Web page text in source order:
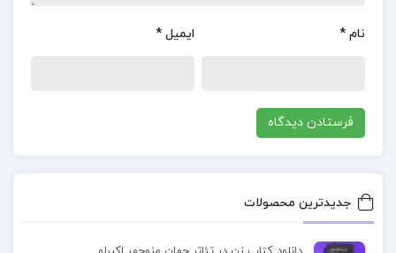
فاجعه هولوکاست را از منظری بیرونی مورد واکاوی قرار
تفکرات خام در دوران مدرن پدید آمد و دامن بشریت را
به خون هم‌نوع خود آغشته کرد.
درباره نویسنده کتاب هولوکاست پیگرد و کشتار
یهودیان الکساندر براکل
نام * ایمیل *
جدیدترین محصولات